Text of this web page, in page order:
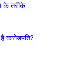
के तरीके
करोड़पति?